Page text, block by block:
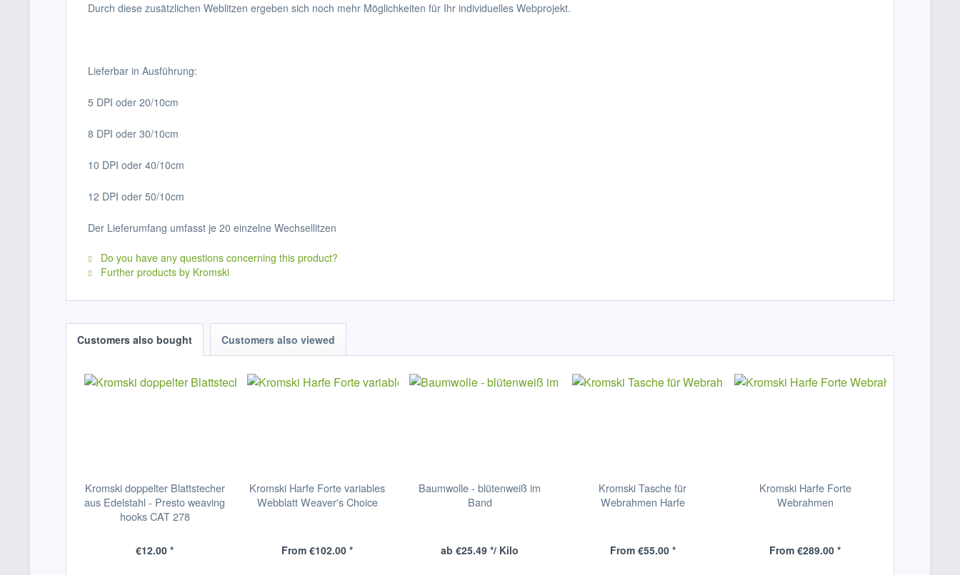
Durch diese zusätzlichen Weblitzen ergeben sich noch mehr Möglichkeiten für Ihr individuelles Webprojekt.
Lieferbar in Ausführung:
5 DPI oder 20/10cm
8 DPI oder 30/10cm
10 DPI oder 40/10cm
12 DPI oder 50/10cm
Der Lieferumfang umfasst je 20 einzelne Wechsellitzen
Do you have any questions concerning this product?
Further products by Kromski
Customers also bought Customers also viewed
Kromski doppelter Blattstecher
aus Edelstahl - Presto weaving
hooks CAT 278
€12.00 *
Kromski Harfe Forte variables
Webblatt Weaver's Choice
From €102.00 *
Baumwolle - blütenweiß im
Band
ab €25.49 */ Kilo
Kromski Tasche für
Webrahmen Harfe
From €55.00 *
Kromski Harfe Forte
Webrahmen
From €289.00 *